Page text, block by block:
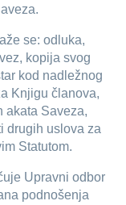
se: odluka,
kopija svog
kod nadležnog
Knjigu članova,
akata Saveza,
drugih uslova za
Statutom.
Upravni odbor
podnošenja